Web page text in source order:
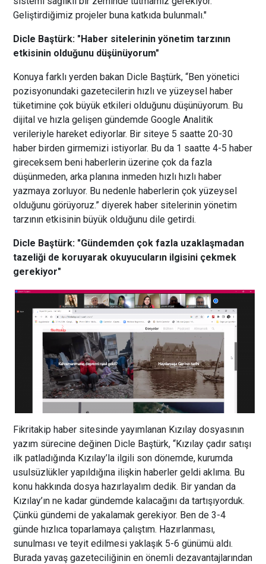
Geliştirdiğimiz projeler buna katkıda bulunmalı."
Dicle Baştürk: "Haber sitelerinin yönetim tarzının
etkisinin olduğunu düşünüyorum"
Konuya farklı yerden bakan Dicle Baştürk, “Ben yönetici
pozisyonundaki gazetecilerin hızlı ve yüzeysel haber
tüketimine çok büyük etkileri olduğunu düşünüyorum. Bu
dijital ve hızla gelişen gündemde Google Analitik
verileriyle hareket ediyorlar. Bir siteye 5 saatte 20-30
haber birden girmemizi istiyorlar. Bu da 1 saatte 4-5 haber
gireceksem beni haberlerin üzerine çok da fazla
düşünmeden, arka planına inmeden hızlı hızlı haber
yazmaya zorluyor. Bu nedenle haberlerin çok yüzeysel
olduğunu görüyoruz.” diyerek haber sitelerinin yönetim
tarzının etkisinin büyük olduğunu dile getirdi.
Dicle Baştürk: "Gündemden çok fazla uzaklaşmadan
tazeliği de koruyarak okuyucuların ilgisini çekmek
gerekiyor"
Fikritakip haber sitesinde yayımlanan Kızılay dosyasının
yazım sürecine değinen Dicle Baştürk, “Kızılay çadır satışı
ilk patladığında Kızılay’la ilgili son dönemde, kurumda
usulsüzlükler yapıldığına ilişkin haberler geldi aklıma. Bu
konu hakkında dosya hazırlayalım dedik. Bir yandan da
Kızılay’ın ne kadar gündemde kalacağını da tartışıyorduk.
Çünkü gündemi de yakalamak gerekiyor. Ben de 3-4
günde hızlıca toparlamaya çalıştım. Hazırlanması,
sunulması ve teyit edilmesi yaklaşık 5-6 günümü aldı.
Burada yavaş gazeteciliğinin en önemli dezavantajlarından